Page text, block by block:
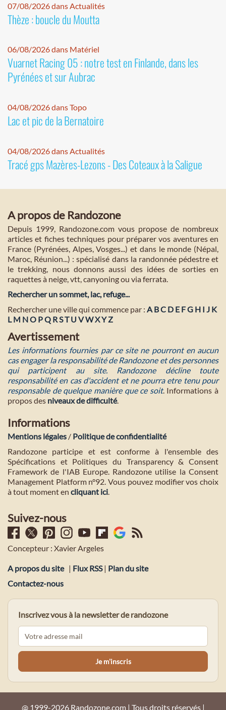
07/08/2026 dans Actualités
Thèze : boucle du Moutta
06/08/2026 dans Matériel
Vuarnet Racing 05 : notre test en Finlande, dans les
Pyrénées et sur Aubrac
04/08/2026 dans Topo
Lac et pic de la Bernatoire
04/08/2026 dans Actualités
Tracé gps Mazères-Lezons - Des Coteaux à la Saligue
A propos de Randozone
Depuis 1999, Randozone.com vous propose de nombreux
articles et fiches techniques pour préparer vos aventures en
France (Pyrénées, Alpes, Vosges...) et dans le monde (Népal,
Maroc, Réunion...) : spécialisé dans la randonnée pédestre et
le trekking, nous donnons aussi des idées de sorties en
raquettes à neige, vtt, canyoning ou via ferrata.
Rechercher un sommet, lac, refuge...
Rechercher une ville qui commence par : A BC D E FG H I J K
L M NO PQ R ST U VWXY Z
Avertissement
Les informations fournies par ce site ne pourront en aucun
cas engager la responsabilité de Randozone et des personnes
qui participent au site. Randozone décline toute
responsabilité en cas d'accident et ne pourra etre tenu pour
responsable de quelque manière que ce soit. Informations à
propos des niveaux de difficulté.
Informations
Mentions légales / Politique de confidentialité
Randozone participe et est conforme à l'ensemble des
Spécifications et Politiques du Transparency & Consent
Framework de l'IAB Europe. Randozone utilise la Consent
Management Platform n°92. Vous pouvez modifier vos choix
à tout moment en cliquant ici
Suivez-nous
Concepteur : Xavier Argeles
A propos du site | Flux RSS| Plan du site
Contactez-nous
Inscrivez vous à la newsletter de randozone
@ 1999-2026 Randozone.com | Tous droits réservés |